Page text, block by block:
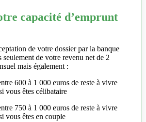
capacité d’emprunt
de votre dossier par la banque
seulement de votre revenu net de 2
mais également :
600 à 1 000 euros de reste à vivre
vous êtes célibataire
750 à 1 000 euros de reste à vivre
vous êtes en couple